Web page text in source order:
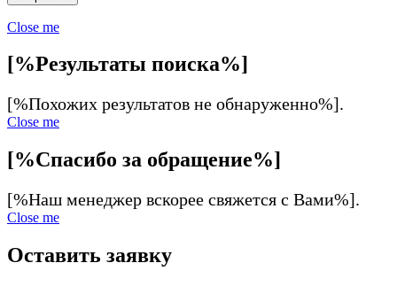
Close me
[%Результаты поиска%]
[%Похожих результатов не обнаруженно%].
Close me
[%Спасибо за обращение%]
[%Наш менеджер вскорее свяжется с Вами%].
Close me
Оставить заявку